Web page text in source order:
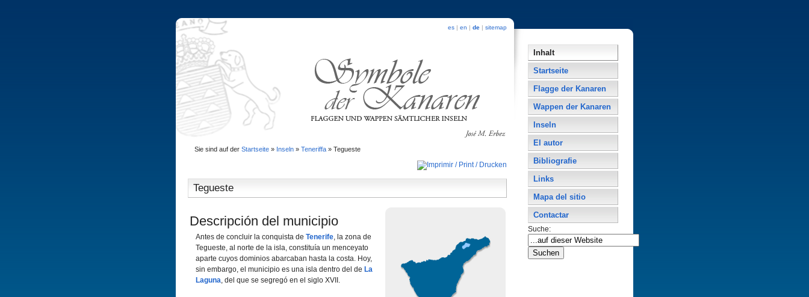
es | en | de | sitemap
Sie sind auf der Startseite» Inseln» Teneriffa» Tegueste
Tegueste
Descripción del municipio
Antes de concluir la conquista de Tenerife, la zona de
Tegueste, al norte de la isla, constituía un menceyato
aparte cuyos dominios abarcaban hasta la costa. Hoy,
sin embargo, el municipio es una isla dentro del de La
Laguna, del que se segregó en el siglo XVII.
Inhalt
Startseite
Flagge der Kanaren
Wappen der Kanaren
Inseln
El autor
Bibliografie
Links
Mapa del sitio
Contactar
Suche: